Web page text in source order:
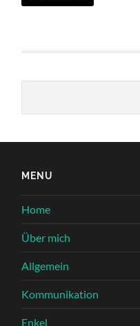
MENU
Home
Über mich
Allgemein
Kommunikation
Enkel